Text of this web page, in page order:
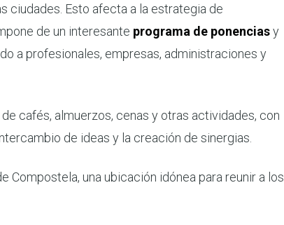
ciudades. Esto afecta a la estrategia de
de un interesante programa de ponenciasy
a profesionales, empresas, administraciones y
cafés, almuerzos, cenas y otras actividades, con
de ideas y la creación de sinergias.
Compostela, una ubicación idónea para reunir a los